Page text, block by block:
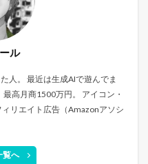
ル
人。 最近は生成AIで遊んでま
高月商1500万円。 アイコン・
リエイト広告（Amazonアソシ
覧へ